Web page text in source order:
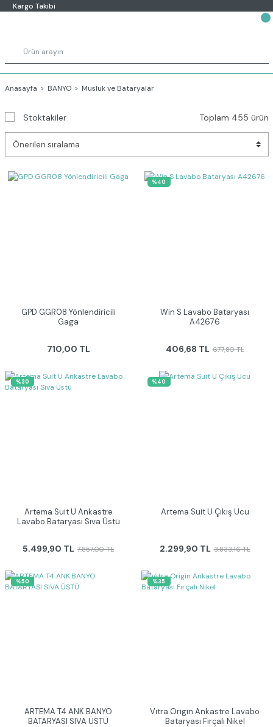
Kargo Takibi
Anasayfa BANYO Musluk ve Bataryalar
Stoktakiler Toplam 455 ürün
GPD GGR08 Yönlendiricili
Gaga
710,00 TL
%40
Win S Lavabo Bataryası
A42676
406,68 TL 677,80 TL
%30
Artema Suit U Ankastre
Lavabo Bataryası Sıva Üstü
5.499,90 TL 7.857,00 TL
%40
Artema Suit U Çıkış Ucu
2.299,90 TL 3.833,16 TL
%50
ARTEMA T4 ANK.BANYO
BATARYASI SIVA ÜSTÜ
%35
Vitra Origin Ankastre Lavabo
Bataryası Fırçalı Nikel